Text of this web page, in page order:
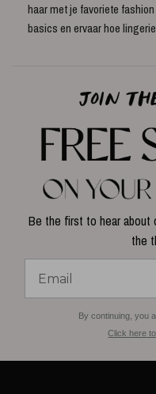
haar met je favoriete
basics en ervaar hoe
Be the first to hear about
the
By continuing, you
Click here